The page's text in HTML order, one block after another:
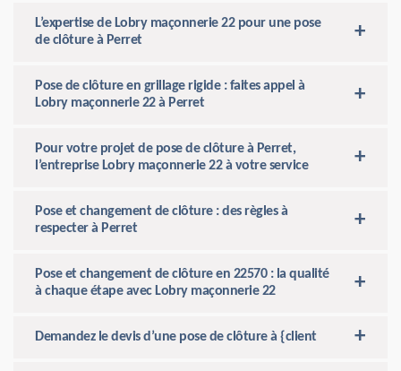
L’expertise de Lobry maçonnerie 22 pour une pose
de clôture à Perret
Pose de clôture en grillage rigide : faites appel à
Lobry maçonnerie 22 à Perret
Pour votre projet de pose de clôture à Perret,
l’entreprise Lobry maçonnerie 22 à votre service
Pose et changement de clôture : des règles à
respecter à Perret
Pose et changement de clôture en 22570 : la qualité
à chaque étape avec Lobry maçonnerie 22
Demandez le devis d’une pose de clôture à {client